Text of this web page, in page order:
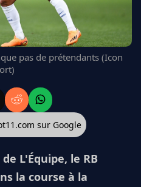
pas de prétendants (Icon
sur Google
L'Équipe, le RB
la course à la